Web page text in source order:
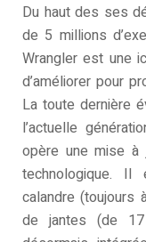
Du haut des ses
de 5 millions
Wrangler est une
d’améliorer pour
La toute dernière
l’actuelle
opère une mise
technologique. Il
calandre (toujours
de jantes (de